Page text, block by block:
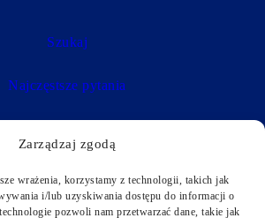
Zarządzaj zgodą
wrażenia, korzystamy z technologii, takich jak
i/lub uzyskiwania dostępu do informacji o
pozwoli nam przetwarzać dane, takie jak
Szukaj
Najczęstsze pytania